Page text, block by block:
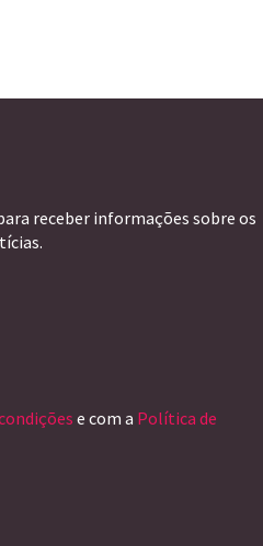
receber informações sobre os
e com a Política de